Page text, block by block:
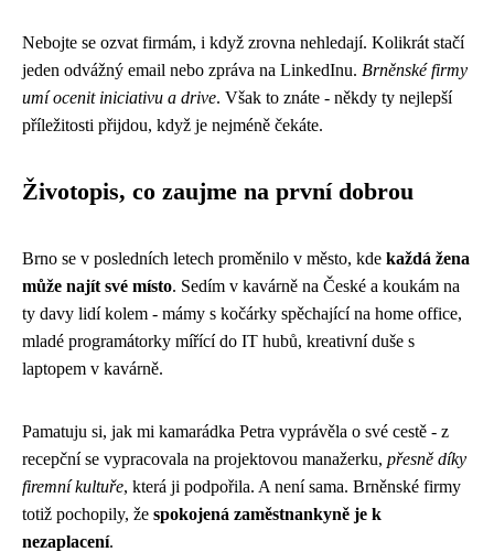
Nebojte se ozvat firmám, i když zrovna nehledají. Kolikrát stačí
jeden odvážný email nebo zpráva na LinkedInu. Brněnské firmy
umí ocenit iniciativu a drive. Však to znáte - někdy ty nejlepší
příležitosti přijdou, když je nejméně čekáte.
Životopis, co zaujme na první dobrou
Brno se v posledních letech proměnilo v město, kde každá žena
může najít své místo. Sedím v kavárně na České a koukám na
ty davy lidí kolem - mámy s kočárky spěchající na home office,
mladé programátorky mířící do IT hubů, kreativní duše s
laptopem v kavárně.
Pamatuju si, jak mi kamarádka Petra vyprávěla o své cestě - z
recepční se vypracovala na projektovou manažerku, přesně díky
firemní kultuře, která ji podpořila. A není sama. Brněnské firmy
totiž pochopily, že spokojená zaměstnankyně je k
nezaplacení.